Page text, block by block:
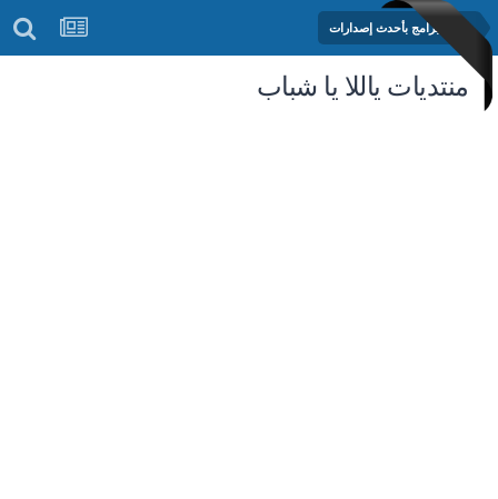
مكتبة البرامج بأحدث إصدارات
منتديات ياللا يا شباب